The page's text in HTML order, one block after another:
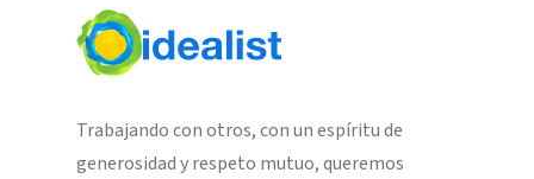
Trabajando con otros, con un espíritu de
generosidad y respeto mutuo, queremos